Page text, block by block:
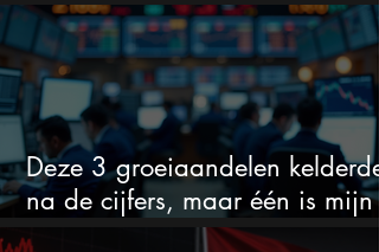
voor hoeveel het kan stijgen
Deze 3 groeiaandelen
na de cijfers, maar één is mijn
duidelijke favoriet